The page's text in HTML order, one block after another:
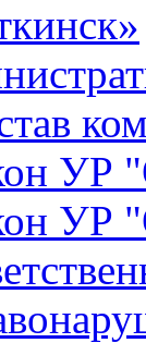
УР
УР